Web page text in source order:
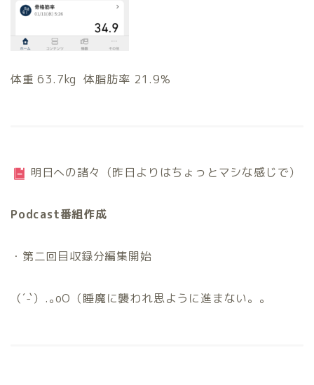
体重 63.7kg 体脂肪率 21.9%
明日への諸々（昨日よりはちょっとマシな感じで）
Podcast番組作成
・第二回目収録分編集開始
（´-`）.｡oO（睡魔に襲われ思ように進まない。。